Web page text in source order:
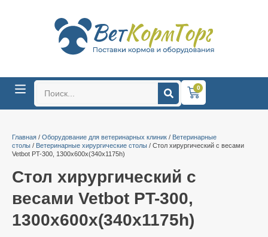
0
Главная / Оборудование для ветеринарных клиник / Ветеринарные
столы / Ветеринарные хирургические столы / Cтол хирургический с весами
Vetbot PT-300, 1300х600х(340х1175h)
Cтол хирургический с
весами Vetbot PT-300,
1300х600х(340х1175h)